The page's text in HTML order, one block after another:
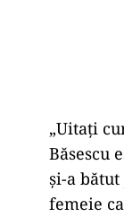
„Uitați
Băsescu
și-a
femeie